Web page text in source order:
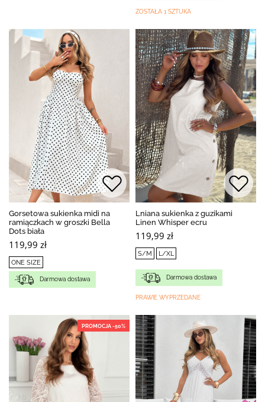
ZOSTAŁA 1 SZTUKA
Gorsetowa sukienka midi na
ramiączkach w groszki Bella
Dots biała
119,99 zł
ONE SIZE
Darmowa dostawa
Lniana sukienka z guzikami
Linen Whisper ecru
119,99 zł
S/M L/XL
Darmowa dostawa
PRAWIE WYPRZEDANE
PROMOCJA -50%